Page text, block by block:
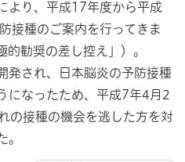
より、平成17年度から平成
接種のご案内を行ってきま
的勧奨の差し控え」）。
発され、日本脳炎の予防接種
になったため、平成7年4月2
の接種の機会を逃した方を対
。